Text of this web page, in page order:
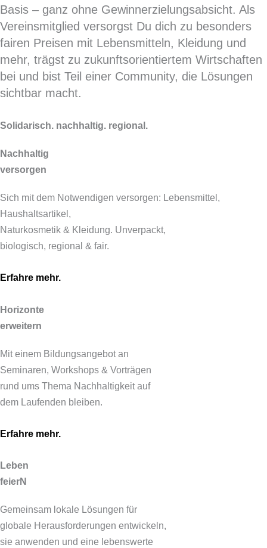
Basis – ganz ohne Gewinnerzielungsabsicht. Als
Vereinsmitglied versorgst Du dich zu besonders
fairen Preisen mit Lebensmitteln, Kleidung und
mehr, trägst zu zukunftsorientiertem Wirtschaften
bei und bist Teil einer Community, die Lösungen
sichtbar macht.
Solidarisch. nachhaltig. regional.
Nachhaltig
versorgen
Sich mit dem Notwendigen versorgen: Lebensmittel,
Haushaltsartikel,
Naturkosmetik & Kleidung. Unverpackt,
biologisch, regional & fair.
Erfahre mehr.
Horizonte
erweitern
Mit einem Bildungsangebot an
Seminaren, Workshops & Vorträgen
rund ums Thema Nachhaltigkeit auf
dem Laufenden bleiben.
Erfahre mehr.
Leben
feierN
Gemeinsam lokale Lösungen für
globale Herausforderungen entwickeln,
sie anwenden und eine lebenswerte